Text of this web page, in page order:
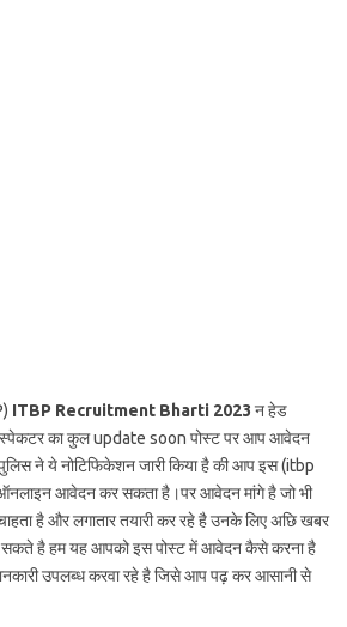
ITBP Recruitment Bharti 2023 न हेड
का कुल update soon पोस्ट पर आप आवेदन
ने ये नोटिफिकेशन जारी किया है की आप इस (itbp
आवेदन कर सकता है।पर आवेदन मांगे है जो भी
है और लगातार तयारी कर रहे है उनके लिए अछि खबर
है हम यह आपको इस पोस्ट में आवेदन कैसे करना है
उपलब्ध करवा रहे है जिसे आप पढ़ कर आसानी से